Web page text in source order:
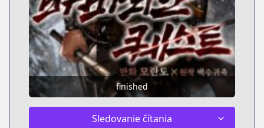
finished
Sledovanie čítania